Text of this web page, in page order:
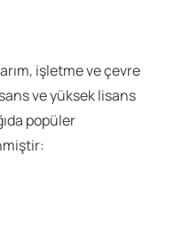
işletme ve çevre
ve yüksek lisans
popüler